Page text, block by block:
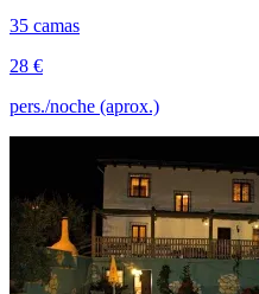
35 camas
28 €
pers./noche (aprox.)